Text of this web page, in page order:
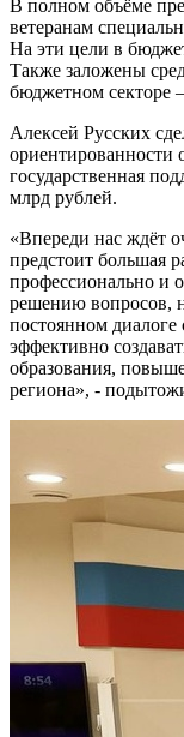
В полном объёме
ветеранам
На эти цели в
Также заложены
бюджетном секторе
Алексей Русских
ориентированности
государственная
млрд рублей.
«Впереди нас ждёт
предстоит большая
профессионально и
решению вопросов,
постоянном
эффективно
образования,
региона», -